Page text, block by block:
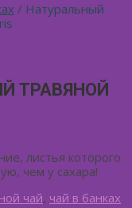
/ Натуральный
ТРАВЯНОЙ
листья которого
чем у сахара!
чай, чай в банках